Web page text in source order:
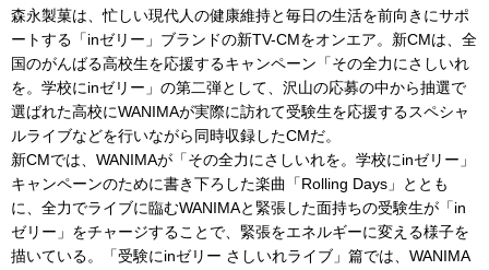
森永製菓は、忙しい現代人の健康維持と毎日の生活を前向きにサポ
ートする「inゼリー」ブランドの新TV-CMをオンエア。新CMは、全
国のがんばる高校生を応援するキャンペーン「その全力にさしいれ
を。学校にinゼリー」の第二弾として、沢山の応募の中から抽選で
選ばれた高校にWANIMAが実際に訪れて受験生を応援するスペシャ
ルライブなどを行いながら同時収録したCMだ。
新CMでは、WANIMAが「その全力にさしいれを。学校にinゼリー」
キャンペーンのために書き下ろした楽曲「Rolling Days」ととも
に、全力でライブに臨むWANIMAと緊張した面持ちの受験生が「in
ゼリー」をチャージすることで、緊張をエネルギーに変える様子を
描いている。「受験にinゼリー さしいれライブ」篇では、WANIMA